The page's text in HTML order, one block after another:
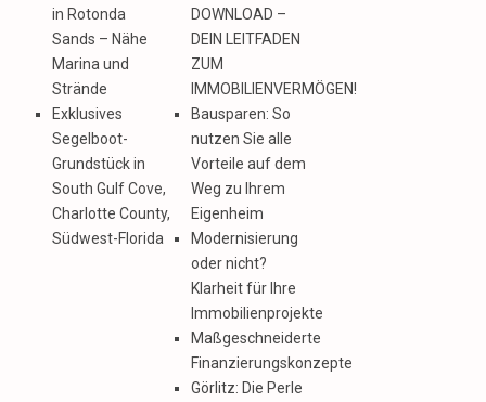
in Rotonda
Sands – Nähe
Marina und
Strände
Exklusives
Segelboot-
Grundstück in
South Gulf Cove,
Charlotte County,
Südwest-Florida
DOWNLOAD –
DEIN LEITFADEN
ZUM
IMMOBILIENVERMÖGEN!
Bausparen: So
nutzen Sie alle
Vorteile auf dem
Weg zu Ihrem
Eigenheim
Modernisierung
oder nicht?
Klarheit für Ihre
Immobilienprojekte
Maßgeschneiderte
Finanzierungskonzepte
Görlitz: Die Perle